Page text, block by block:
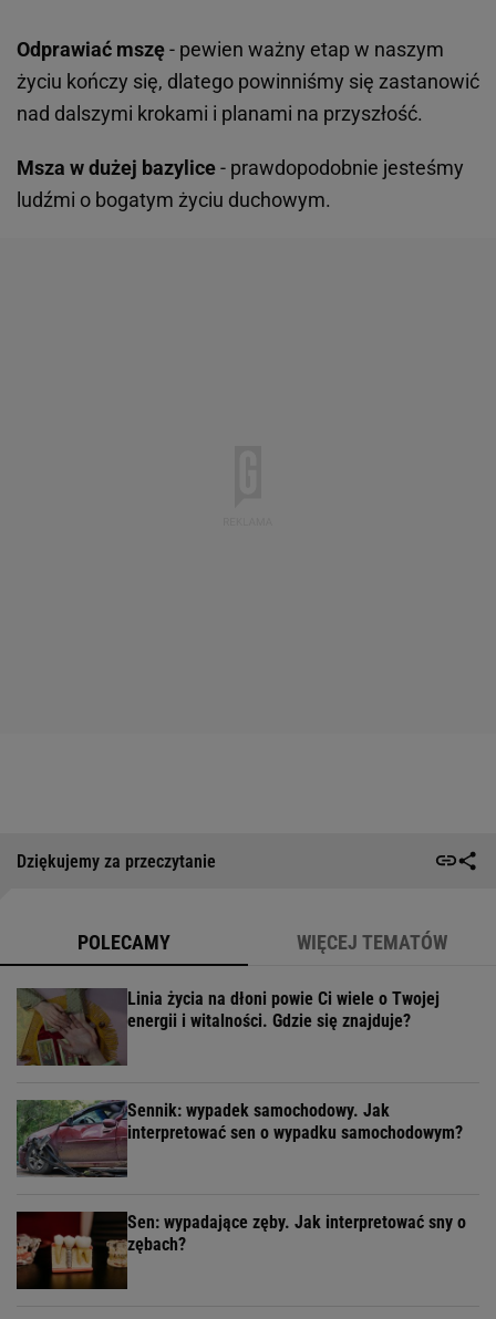
Odprawiać mszę- pewien ważny etap w naszym
życiu kończy się, dlatego powinniśmy się zastanowić
nad dalszymi krokami i planami na przyszłość.
Msza w dużej bazylice- prawdopodobnie jesteśmy
ludźmi o bogatym życiu duchowym.
Dziękujemy za przeczytanie
POLECAMY WIĘCEJ TEMATÓW
Linia życia na dłoni powie Ci wiele o Twojej
energii i witalności. Gdzie się znajduje?
Sennik: wypadek samochodowy. Jak
interpretować sen o wypadku samochodowym?
Sen: wypadające zęby. Jak interpretować sny o
zębach?